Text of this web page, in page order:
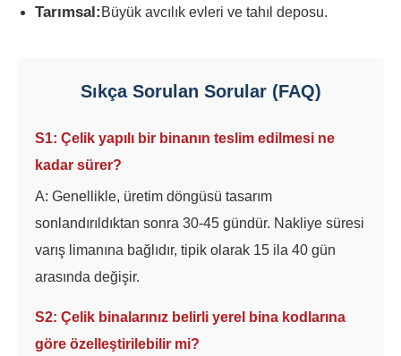
Prefabrik çelik yapı
Tarımsal: Büyük avcılık evleri ve tahıl deposu.
Sıkça Sorulan Sorular (FAQ)
S1: Çelik yapılı bir binanın teslim edilmesi ne
kadar sürer?
A: Genellikle, üretim döngüsü tasarım
sonlandırıldıktan sonra 30-45 gündür. Nakliye süresi
varış limanına bağlıdır, tipik olarak 15 ila 40 gün
arasında değişir.
S2: Çelik binalarınız belirli yerel bina kodlarına
göre özelleştirilebilir mi?